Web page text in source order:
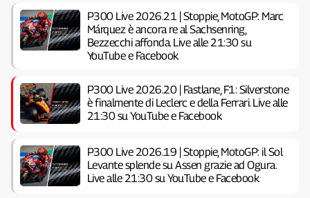
P300 Live 2026.21 | Stoppie, MotoGP: Marc
Márquez è ancora re al Sachsenring,
Bezzecchi affonda. Live alle 21:30 su
YouTube e Facebook
P300 Live 2026.20 | Fastlane, F1: Silverstone
è finalmente di Leclerc e della Ferrari. Live alle
21:30 su YouTube e Facebook
P300 Live 2026.19 | Stoppie, MotoGP: il Sol
Levante splende su Assen grazie ad Ogura.
Live alle 21:30 su YouTube e Facebook